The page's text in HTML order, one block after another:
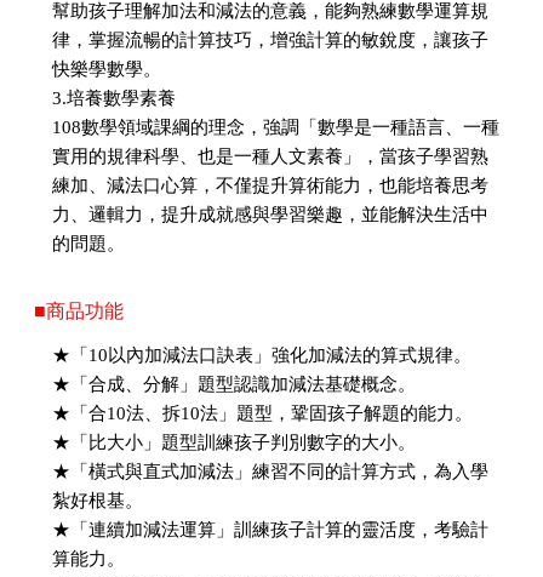
幫助孩子理解加法和減法的意義，能夠熟練數學運算規
律，掌握流暢的計算技巧，增強計算的敏銳度，讓孩子
快樂學數學。
3.培養數學素養
108數學領域課綱的理念，強調「數學是一種語言、一種
實用的規律科學、也是一種人文素養」，當孩子學習熟
練加、減法口心算，不僅提升算術能力，也能培養思考
力、邏輯力，提升成就感與學習樂趣，並能解決生活中
的問題。
■商品功能
★「10以內加減法口訣表」強化加減法的算式規律。
★「合成、分解」題型認識加減法基礎概念。
★「合10法、拆10法」題型，鞏固孩子解題的能力。
★「比大小」題型訓練孩子判別數字的大小。
★「橫式與直式加減法」練習不同的計算方式，為入學
紮好根基。
★「連續加減法運算」訓練孩子計算的靈活度，考驗計
算能力。